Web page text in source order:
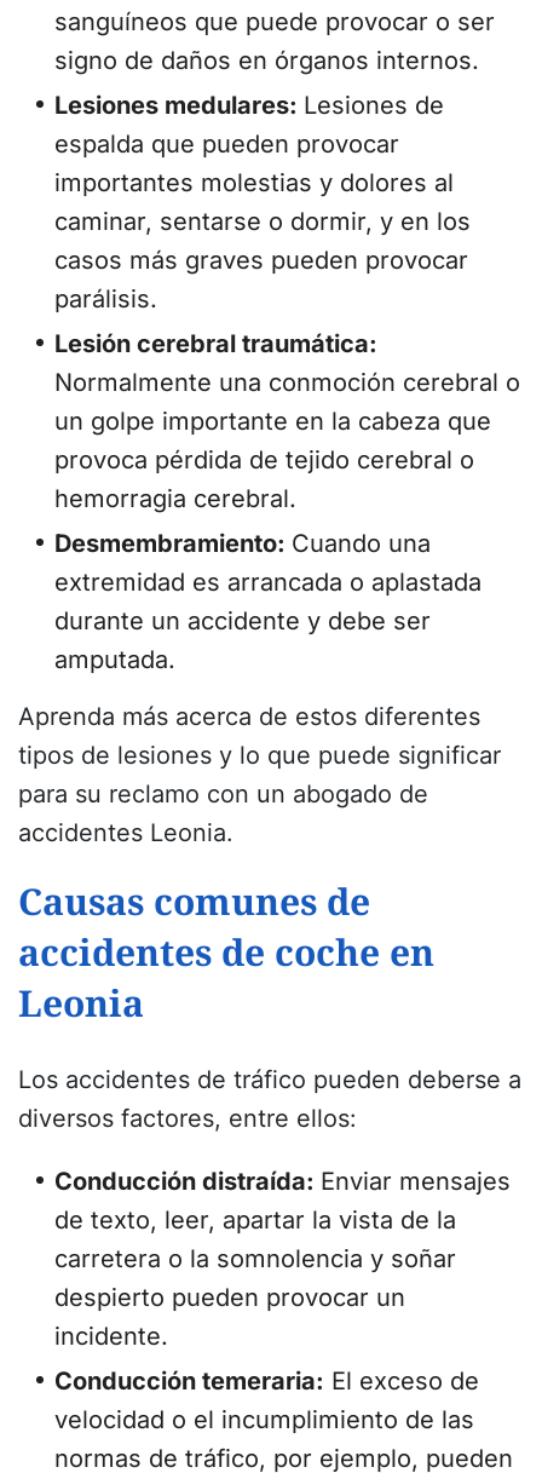
sanguíneos que puede provocar o ser
signo de daños en órganos internos.
Lesiones medulares: Lesiones de
espalda que pueden provocar
importantes molestias y dolores al
caminar, sentarse o dormir, y en los
casos más graves pueden provocar
parálisis.
Lesión cerebral traumática:
Normalmente una conmoción cerebral o
un golpe importante en la cabeza que
provoca pérdida de tejido cerebral o
hemorragia cerebral.
Desmembramiento: Cuando una
extremidad es arrancada o aplastada
durante un accidente y debe ser
amputada.
Aprenda más acerca de estos diferentes
tipos de lesiones y lo que puede significar
para su reclamo con un abogado de
accidentes Leonia.
Causas comunes de
accidentes de coche en
Leonia
Los accidentes de tráfico pueden deberse a
diversos factores, entre ellos:
Conducción distraída: Enviar mensajes
de texto, leer, apartar la vista de la
carretera o la somnolencia y soñar
despierto pueden provocar un
incidente.
Conducción temeraria: El exceso de
velocidad o el incumplimiento de las
normas de tráfico, por ejemplo, pueden